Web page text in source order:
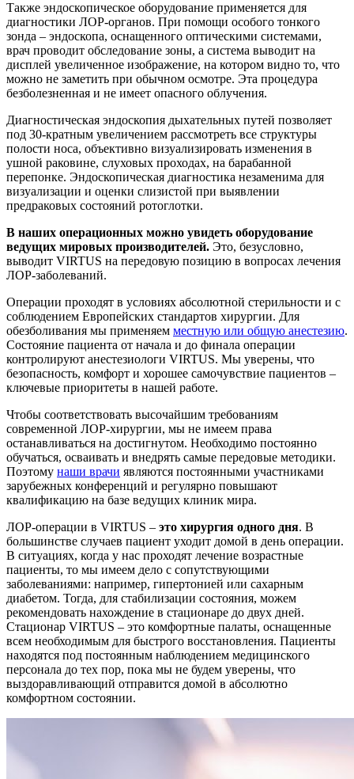
Также эндоскопическое оборудование применяется для
диагностики ЛОР-органов. При помощи особого тонкого
зонда – эндоскопа, оснащенного оптическими системами,
врач проводит обследование зоны, а система выводит на
дисплей увеличенное изображение, на котором видно то, что
можно не заметить при обычном осмотре. Эта процедура
безболезненная и не имеет опасного облучения.
Диагностическая эндоскопия дыхательных путей позволяет
под 30-кратным увеличением рассмотреть все структуры
полости носа, объективно визуализировать изменения в
ушной раковине, слуховых проходах, на барабанной
перепонке. Эндоскопическая диагностика незаменима для
визуализации и оценки слизистой при выявлении
предраковых состояний ротоглотки.
В наших операционных можно увидеть оборудование
ведущих мировых производителей. Это, безусловно,
выводит VIRTUS на передовую позицию в вопросах лечения
ЛОР-заболеваний.
Операции проходят в условиях абсолютной стерильности и с
соблюдением Европейских стандартов хирургии. Для
обезболивания мы применяем местную или общую анестезию.
Состояние пациента от начала и до финала операции
контролируют анестезиологи VIRTUS. Мы уверены, что
безопасность, комфорт и хорошее самочувствие пациентов –
ключевые приоритеты в нашей работе.
Чтобы соответствовать высочайшим требованиям
современной ЛОР-хирургии, мы не имеем права
останавливаться на достигнутом. Необходимо постоянно
обучаться, осваивать и внедрять самые передовые методики.
Поэтому наши врачи являются постоянными участниками
зарубежных конференций и регулярно повышают
квалификацию на базе ведущих клиник мира.
ЛОР-операции в VIRTUS – это хирургия одного дня. В
большинстве случаев пациент уходит домой в день операции.
В ситуациях, когда у нас проходят лечение возрастные
пациенты, то мы имеем дело с сопутствующими
заболеваниями: например, гипертонией или сахарным
диабетом. Тогда, для стабилизации состояния, можем
рекомендовать нахождение в стационаре до двух дней.
Стационар VIRTUS – это комфортные палаты, оснащенные
всем необходимым для быстрого восстановления. Пациенты
находятся под постоянным наблюдением медицинского
персонала до тех пор, пока мы не будем уверены, что
выздоравливающий отправится домой в абсолютно
комфортном состоянии.